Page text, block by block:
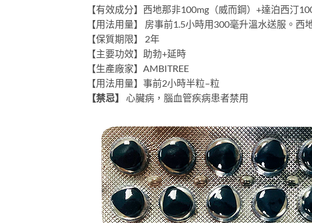
【有效成分】西地那非100mg（威而鋼）+達泊西汀
【用法用量】 房事前1.5小時用300毫升溫水送服。
【保質期限】 2年
【主要功效】助勃+延時
【生產廠家】AMBITREE
【用法用量】事前2小時半粒–粒
【禁忌】
心臟病，腦血管疾病患者禁用